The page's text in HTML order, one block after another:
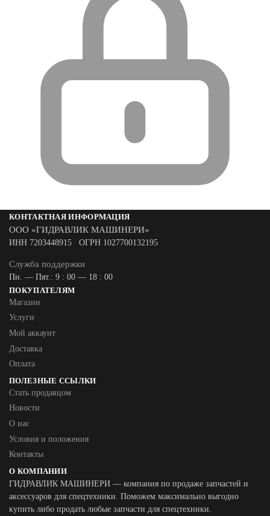
КОНТАКТНАЯ ИНФОРМАЦИЯ
ООО «ГИДРАВЛИК МАШИНЕРИ»
ИНН 7203448915 ОГРН 1027700132195
Служба поддержки
Пн. — Пят.: 9 : 00 — 18 : 00
ПОКУПАТЕЛЯМ
Магазин
Услуги
Мой аккаунт
Доставка
Оплата
ПОЛЕЗНЫЕ ССЫЛКИ
Стать продавцом
Новости
О нас
Условия и положения
Контакты
О КОМПАНИИ
ГИДРАВЛИК МАШИНЕРИ — компания по продаже запчастей и
аксессуаров для спецтехники. Поможем максимально выгодно
купить либо продать любые запчасти для спецтехники.